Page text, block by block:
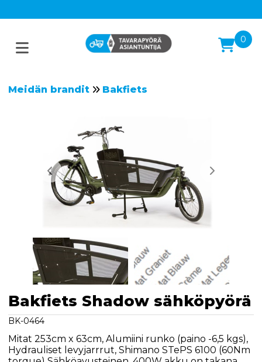
0
Meidän brandit Bakfiets
Bakfiets Shadow sähköpyörä
BK-0464
Mitat 253cm x 63cm, Alumiini runko (paino -6,5 kgs),
Hydrauliset levyjarrrut, Shimano STePS 6100 (60Nm